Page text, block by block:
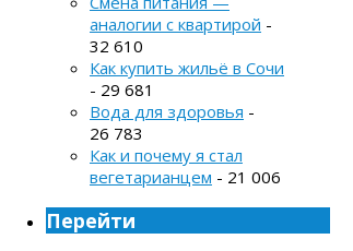
аналогии с квартирой -
32 610
Как купить жильё в Сочи
- 29 681
Вода для здоровья -
26 783
Как и почему я стал
вегетарианцем - 21 006
Перейти